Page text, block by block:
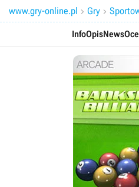
www.gry-online.pl  Gry 
InfoOpisNews